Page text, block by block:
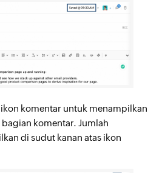
komentar untuk menampilkan
komentar. Jumlah
di sudut kanan atas ikon